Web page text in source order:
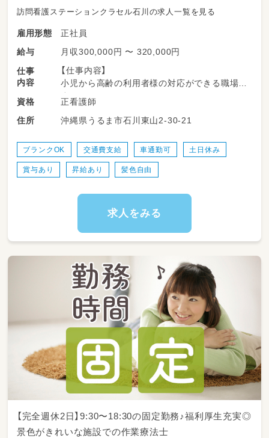
訪問看護ステーションクラセル石川の求人一覧を見る
雇用形態
正社員
給与
月収300,000円 〜 320,000円
仕事
内容
【仕事内容】
小児から高齢の利用者様の対応ができる職場で
す。
1日あたり4名から6名の方に対して
30分から最大で90分程度の介入を行います。
じっくり関わることができます。
具体的な仕事内容（ 一部記載 ）
・点滴、ストマ管理、留置カテーテルの交換
・皮膚状態の観察及び褥瘡の処置
・お看取り対応 など
未経験の方でも安心して処置ができるように随
時、勉強会や同行訪問を行います。
（入社後は同行訪問や精神科訪問看護研修
特定行為研修制度などを整えています）
資格
正看護師
住所
沖縄県うるま市石川東山2-30-21
ブランクOK 交通費支給 車通勤可 土日休み
賞与あり 昇給あり 髪色自由
求人をみる
【完全週休2日】9:30〜18:30の固定勤務♪福利厚生充実◎
景色がきれいな施設での作業療法士